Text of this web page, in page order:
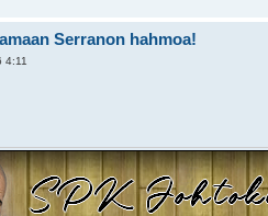
Serranon hahmoa!
4:11